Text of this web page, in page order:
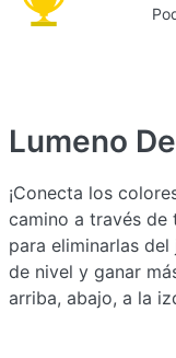
Lumeno
¡Conecta los
camino a través de
para eliminarlas
de nivel y ganar
arriba, abajo, a la